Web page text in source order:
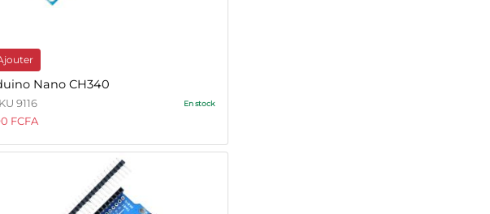
Nano CH340
9116 En stock
FCFA